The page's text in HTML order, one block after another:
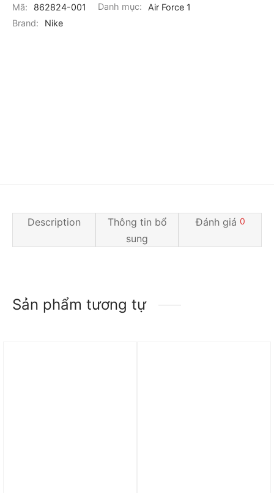
Mã: 862824-001 Danh mục:
Air Force 1
Brand:
Nike
Description
Thông tin bổ
sung
Đánh giá 0
Sản phẩm tương tự